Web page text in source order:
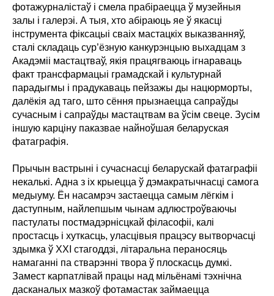
фотажурналістаў і смела прабіраецца ў музейныя
залы і галерэі. А тыя, хто абіраюць яе ў якасці
інструмента фіксацыі сваіх мастацкіх выказванняў,
сталі складаць сур’ёзную канкурэнцыю выхадцам з
Акадэміі мастацтваў, якія працягваюць ігнараваць
факт трансфармацыі грамадскай і культурнай
парадыгмы і прадукаваць пейзажы ды нацюрморты,
далёкія ад таго, што сёння прызнаецца сапраўды
сучасным і сапраўды мастацтвам ва ўсім свеце. Зусім
іншую карціну паказвае найноўшая беларуская
фатаграфія.
Прычын вастрыні і сучаснасці беларускай фатаграфіі
некалькі. Адна з іх крыецца ў дэмакратычнасці самога
медыуму. Ён насамрэч застаецца самым лёгкім і
даступным, найлепшым чынам адлюстроўваючы
пастулаты постмадэрнісцкай філасофіі, калі
простасць і хуткасць, уласцівыя працэсу вытворчасці
здымка ў XXI стагоддзі, літаральна пераносяць
намаганні па стварэнні твора ў плоскасць думкі.
Замест карпатлівай працы над мільёнамі тэхнічна
дасканалых мазкоў фотамастак займаецца